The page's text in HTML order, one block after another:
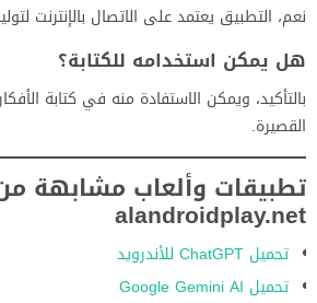
نعم، التطبيق يعتمد على الاتصال بالإنترنت
هل يمكن استخدامه للكتابة؟
بالتأكيد، ويمكن الاستفادة منه في كتابة
القصيرة.
تطبيقات وألعاب مشابهة
alandroidplay.net
تحميل ChatGPT للأندرويد
تحميل Google Gemini AI